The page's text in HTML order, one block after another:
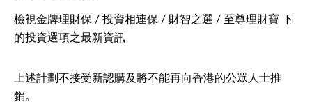
檢視金牌理財保 / 投資相連保 / 財智之選 / 至尊理財寶 下
的投資選項之最新資訊
上述計劃不接受新認購及將不能再向香港的公眾人士推
銷。